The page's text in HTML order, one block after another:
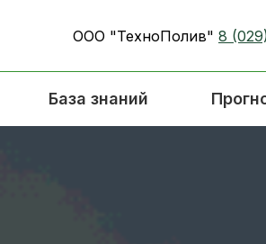
ООО "ТехноПолив" 8
База знаний